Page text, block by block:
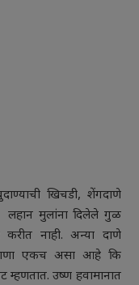
खिचडी, शेंगदाणे
लहान मुलांना दिलेले गुळ
करीत नाही. अन्या दाणे
एकच असा आहे कि
म्हणतात. उष्ण हवामानात